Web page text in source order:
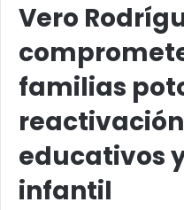
Vero
familias
educativos
infantil